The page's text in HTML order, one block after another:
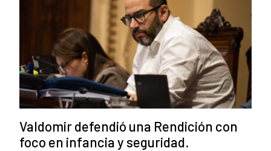
Valdomir defendió una Rendición con
foco en infancia y seguridad.